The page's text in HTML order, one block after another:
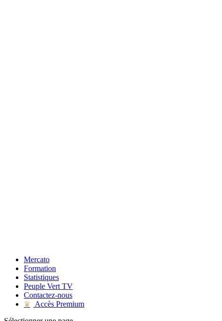
Mercato
Formation
Statistiques
Peuple Vert TV
Contactez-nous
♛
Accès Premium